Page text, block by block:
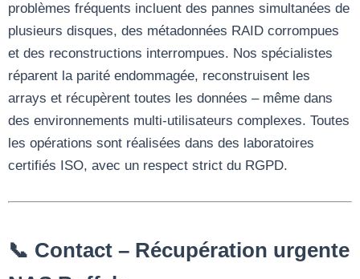
problèmes fréquents incluent des pannes simultanées de
plusieurs disques, des métadonnées RAID corrompues
et des reconstructions interrompues. Nos spécialistes
réparent la parité endommagée, reconstruisent les
arrays et récupèrent toutes les données – même dans
des environnements multi-utilisateurs complexes. Toutes
les opérations sont réalisées dans des laboratoires
certifiés ISO, avec un respect strict du RGPD.
📞 Contact – Récupération urgente